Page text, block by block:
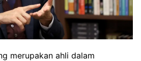
merupakan ahli dalam